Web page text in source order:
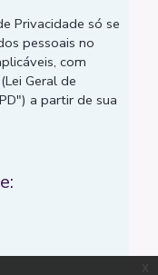
Privacidade só se
pessoais no
com
Geral de
a partir de sua